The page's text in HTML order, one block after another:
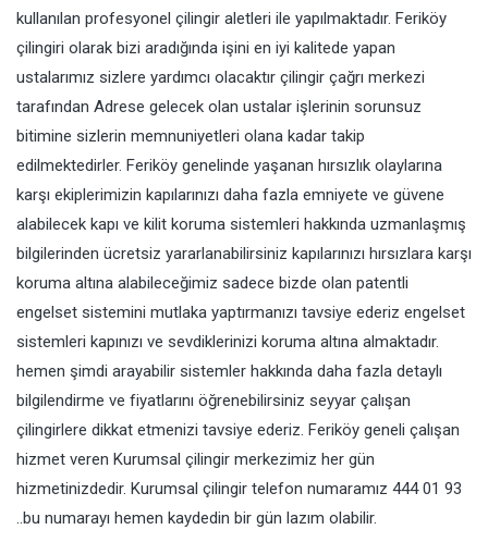
kullanılan profesyonel çilingir aletleri ile yapılmaktadır. Feriköy
çilingiri olarak bizi aradığında işini en iyi kalitede yapan
ustalarımız sizlere yardımcı olacaktır çilingir çağrı merkezi
tarafından Adrese gelecek olan ustalar işlerinin sorunsuz
bitimine sizlerin memnuniyetleri olana kadar takip
edilmektedirler. Feriköy genelinde yaşanan hırsızlık olaylarına
karşı ekiplerimizin kapılarınızı daha fazla emniyete ve güvene
alabilecek kapı ve kilit koruma sistemleri hakkında uzmanlaşmış
bilgilerinden ücretsiz yararlanabilirsiniz kapılarınızı hırsızlara karşı
koruma altına alabileceğimiz sadece bizde olan patentli
engelset sistemini mutlaka yaptırmanızı tavsiye ederiz engelset
sistemleri kapınızı ve sevdiklerinizi koruma altına almaktadır.
hemen şimdi arayabilir sistemler hakkında daha fazla detaylı
bilgilendirme ve fiyatlarını öğrenebilirsiniz seyyar çalışan
çilingirlere dikkat etmenizi tavsiye ederiz. Feriköy geneli çalışan
hizmet veren Kurumsal çilingir merkezimiz her gün
hizmetinizdedir. Kurumsal çilingir telefon numaramız 444 01 93
..bu numarayı hemen kaydedin bir gün lazım olabilir.